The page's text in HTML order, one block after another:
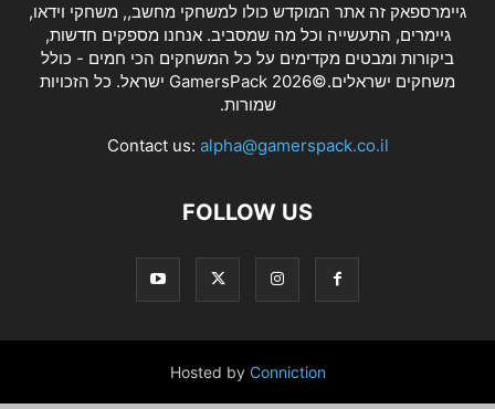
גיימרספאק זה אתר המוקדש כולו למשחקי מחשב,, משחקי וידאו,
גיימרים, התעשייה וכל מה שמסביב. אנחנו מספקים חדשות,
ביקורות ומבטים מקדימים על כל המשחקים הכי חמים - כולל
משחקים ישראלים.©2026 GamersPack ישראל. כל הזכויות
שמורות.
Contact us: alpha@gamerspack.co.il
FOLLOW US
Hosted by Conniction